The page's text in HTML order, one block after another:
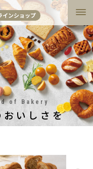
インショップ
of Bakery
おいしさを